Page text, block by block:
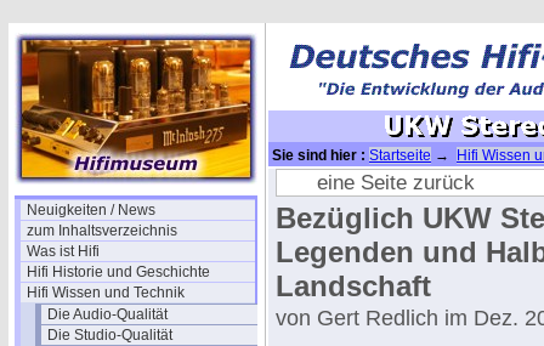
Neuigkeiten / News
zum Inhaltsverzeichnis
Was ist Hifi
Hifi Historie und Geschichte
Hifi Wissen und Technik
Die Audio-Qualität
Die Studio-Qualität
Sie sind hier : Startseite → Hifi Wissen
eine Seite zurück
Bezüglich UKW
Legenden und
Landschaft
von Gert Redlich im Dez.